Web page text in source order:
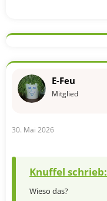
E-Feu
Mitglied
30. Mai 2026
Knuffel schrieb:
Wieso das?